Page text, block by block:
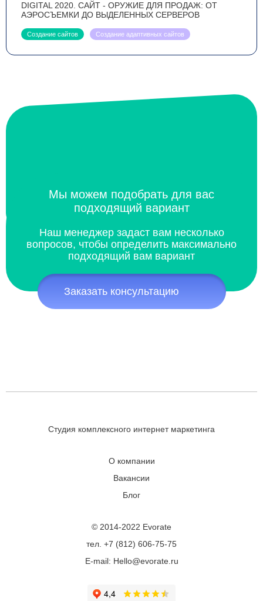
DIGITAL 2020. САЙТ - ОРУЖИЕ ДЛЯ ПРОДАЖ: ОТ
АЭРОСЪЕМКИ ДО ВЫДЕЛЕННЫХ СЕРВЕРОВ
Создание сайтов Создание адаптивных сайтов
Мы можем подобрать для вас
подходящий вариант
Наш менеджер задаст вам несколько
вопросов, чтобы определить максимально
подходящий вам вариант
Заказать консультацию
Студия комплексного интернет маркетинга
О компании
Вакансии
Блог
© 2014-2022 Evorate
тел. +7 (812) 606-75-75
E-mail: Hello@evorate.ru